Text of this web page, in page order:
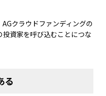
クラウドファンディングの
資家を呼び込むことにつな
る